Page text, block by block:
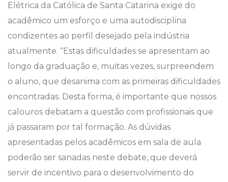
Elétrica da Católica de Santa Catarina exige do
acadêmico um esforço e uma autodisciplina
condizentes ao perfil desejado pela indústria
atualmente. “Estas dificuldades se apresentam ao
longo da graduação e, muitas vezes, surpreendem
o aluno, que desanima com as primeiras dificuldades
encontradas. Desta forma, é importante que nossos
calouros debatam a questão com profissionais que
já passaram por tal formação. As dúvidas
apresentadas pelos acadêmicos em sala de aula
poderão ser sanadas neste debate, que deverá
servir de incentivo para o desenvolvimento do